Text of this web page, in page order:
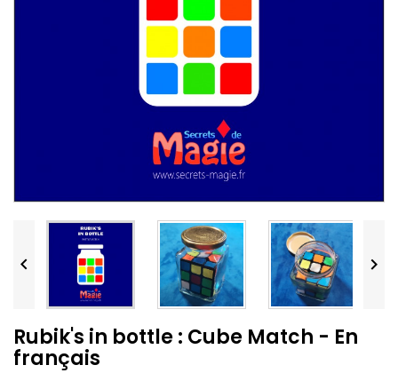
 
Rubik's in bottle : Cube Match - En
français